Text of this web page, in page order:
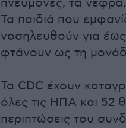
πνεύμονες, τα
Τα παιδιά που
νοσηλευθούν για
φτάνουν ως τη
Τα CDC έχουν
όλες τις ΗΠΑ και 52
περιπτώσεις του